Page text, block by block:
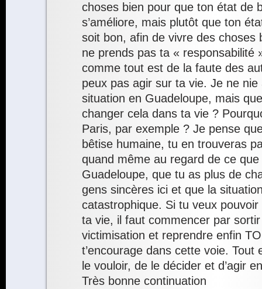
choses bien pour que ton état de
s’améliore, mais plutôt que ton
soit bon, afin de vivre des choses
ne prends pas ta « responsabilité
comme tout est de la faute des
peux pas agir sur ta vie. Je ne
situation en Guadeloupe, mais
changer cela dans ta vie ?
Paris, par exemple ? Je pense
bêtise humaine, tu en trouveras
quand même au regard de ce
Guadeloupe, que tu as plus de
gens sincères ici et que la
catastrophique. Si tu veux
ta vie, il faut commencer par sortir
victimisation et reprendre enfin
t’encourage dans cette voie. Tout
le vouloir, de le décider et d’agir
Très bonne continuation